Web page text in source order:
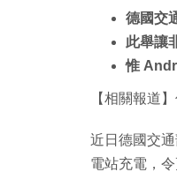
德國交
此舉讓
惟
【相關報道
近日德國交
電站充電，